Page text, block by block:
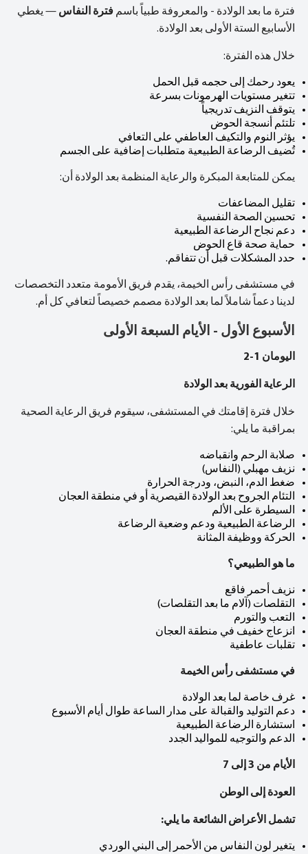
فترة ما بعد الولادة - والمعروفة طبياً باسم فترة النفاس — يغطي
الأسابيع الستة الأولى بعد الولادة.
خلال هذه الفترة:
يعود رحمك إلى حجمه قبل الحمل
تتغير مستويات الهرمونات بسرعة
يتوقف النزيف تدريجياً
تلتئم أنسجة الحوض
يؤثر النوم والتكيف العاطفي على التعافي
تُضيف الرضاعة الطبيعية متطلبات إضافية على الجسم
يمكن للمتابعة المبكرة والرعاية المنظمة بعد الولادة أن:
تقليل المضاعفات
تحسين الصحة النفسية
دعم نجاح الرضاعة الطبيعية
حماية صحة قاع الحوض
حدد المشكلات قبل أن تتفاقم.
في مستشفى رأس الخيمة، يقدم فريق الأمومة متعدد التخصصات
لدينا دعماً شاملاً لما بعد الولادة مصمم خصيصاً لتعافي كل أم.
الأسبوع الأول - الأيام السبعة الأولى
اليومان 1-2
الرعاية الفورية بعد الولادة
خلال فترة إقامتك في المستشفى، سيقوم فريق الرعاية الصحية
بمراقبة ما يلي:
صلابة الرحم وانقباضه
نزيف مهبلي (النفاس)
ضغط الدم، النبض، ودرجة الحرارة
التئام الجروح بعد الولادة القيصرية أو في منطقة العجان
السيطرة على الألم
الرضاعة الطبيعية ودعم وضعية الرضاعة
الحركة ووظيفة المثانة
ما هو الطبيعي؟
نزيف أحمر فاقع
التقلصات (آلام ما بعد التقلصات)
التعب والتورم
انزعاج خفيف في منطقة العجان
تقلبات عاطفية
في مستشفى رأس الخيمة
غرف خاصة لما بعد الولادة
دعم التوليد والقبالة على مدار الساعة طوال أيام الأسبوع
استشارة الرضاعة الطبيعية
الدعم والتوجيه للمواليد الجدد
الأيام من 3 إلى 7
العودة إلى الوطن
تشمل الأعراض الشائعة ما يلي:
يتغير لون النفاس من الأحمر إلى البني الوردي